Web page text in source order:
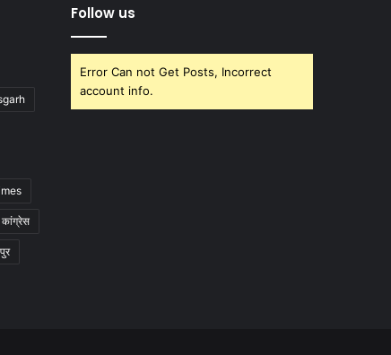
कांग्रेस
Follow us
Error Can not Get Posts, Incorrect
account info.